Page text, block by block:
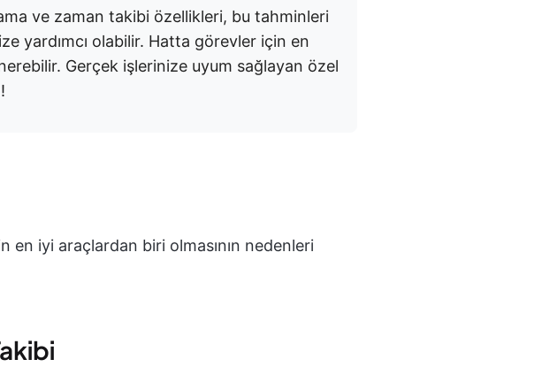
ve zaman takibi özellikleri, bu tahminleri
yardımcı olabilir. Hatta görevler için en
Gerçek işlerinize uyum sağlayan özel
en iyi araçlardan biri olmasının nedenleri